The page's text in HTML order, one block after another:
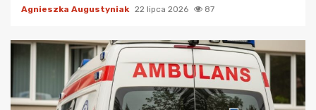
Agnieszka Augustyniak 22 lipca 2026 87